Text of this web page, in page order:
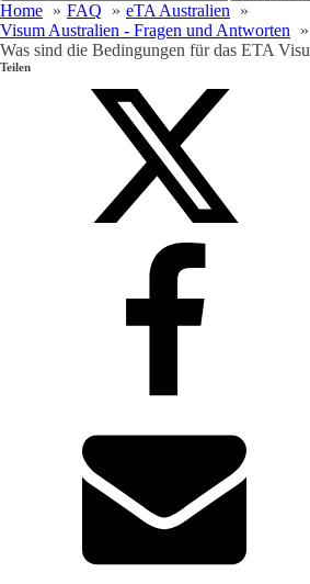
Home FAQ
eTA Australien
Visum Australien - Fragen und Antworten
Was sind die Bedingungen für das ETA
Teilen